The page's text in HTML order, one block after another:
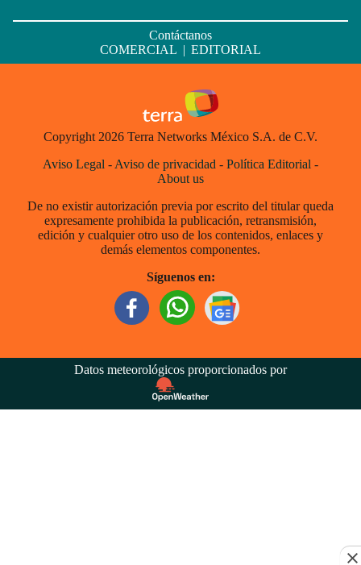
Contáctanos
COMERCIAL | EDITORIAL
Copyright 2026 Terra Networks México S.A. de C.V.
Aviso Legal - Aviso de privacidad - Política Editorial -
About us
De no existir autorización previa por escrito del titular queda
expresamente prohibida la publicación, retransmisión,
edición y cualquier otro uso de los contenidos, enlaces y
demás elementos componentes.
Síguenos en:
Datos meteorológicos proporcionados por